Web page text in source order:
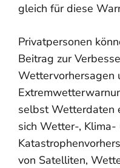
gleich für diese
Privatpersonen
Beitrag zur
Wettervorhersagen
selbst Wetterdaten
sich Wetter-, Klima-
von Satelliten,